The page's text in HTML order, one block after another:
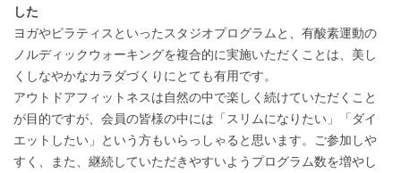
した
ヨガやピラティスといったスタジオプログラムと、有酸素運動の
ノルディックウォーキングを複合的に実施いただくことは、美し
くしなやかなカラダづくりにとても有用です。
アウトドアフィットネスは自然の中で楽しく続けていただくこと
が目的ですが、会員の皆様の中には「スリムになりたい」「ダイ
エットしたい」という方もいらっしゃると思います。ご参加しや
すく、また、継続していただきやすいようプログラム数を増やし